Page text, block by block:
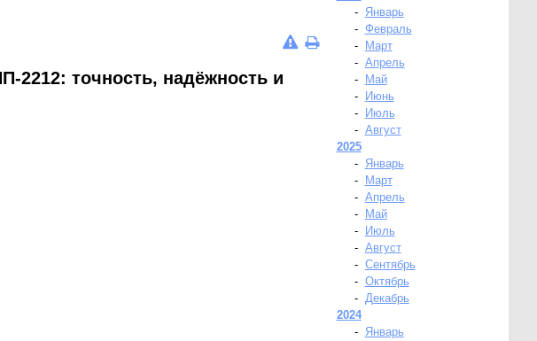
2212: точность, надёжность и
-
Январь
- Февраль
-
Март
- Апрель
-
Май
-
Июнь
-
Июль
- Август
2025
-
Январь
-
Март
- Апрель
-
Май
-
Июль
- Август
- Сентябрь
- Октябрь
- Декабрь
2024
-
Январь